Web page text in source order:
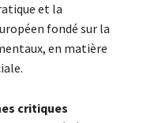
et la
fondé sur la
en matière
critiques